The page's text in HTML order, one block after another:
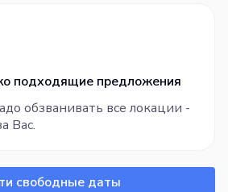
подходящие предложения
обзванивать все локации -
Вас.
свободные даты